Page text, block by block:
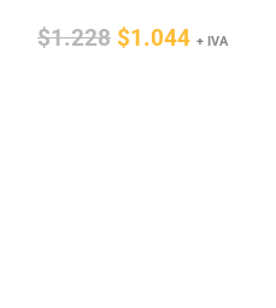
$1.228 El
$1.044El+ IVA